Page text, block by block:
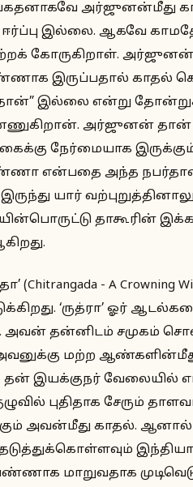
அர்ஜுனன்மீது
இல்லை. ஆகவே
கோருகிறாள்.
இருப்பதால் காதல்
இல்லை என்று
அர்ஜுனன் தான்
நேர்மையாக
என்பதை அந்த நபர்தான்
யார்
தாகூரின்
- A Crowning
‘ருத்ரா’ ஓர்
அவன் தன்னிடம் சமுகம்
மற்ற
இயக்குநர் வேலையில்
புதிதாக சேரும்
அவன்மீது காதல்.
மாறுவதாக